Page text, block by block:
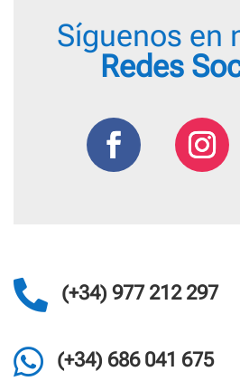
Síguenos en
Redes
 (+34) 977 212 297
 (+34) 686 041 675